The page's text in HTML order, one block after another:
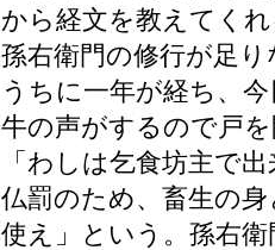
から経文を教えてく
孫右衛門の修行が足
うちに一年が経ち、
牛の声がするので戸
「わしは乞食坊主で
仏罰のため、畜生の
使え」という。孫右